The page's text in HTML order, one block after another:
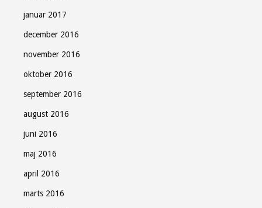
januar 2017
december 2016
november 2016
oktober 2016
september 2016
august 2016
juni 2016
maj 2016
april 2016
marts 2016